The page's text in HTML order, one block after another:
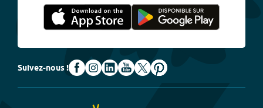
Suivez-nous !